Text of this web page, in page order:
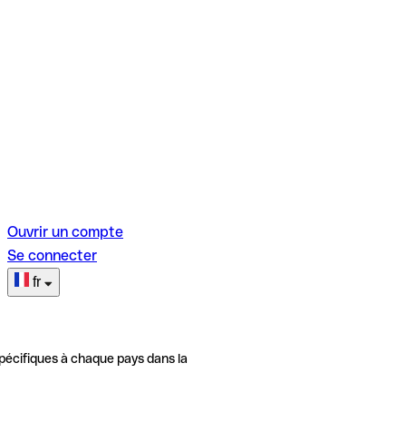
Ouvrir un compte
Se connecter
fr
à chaque pays dans la